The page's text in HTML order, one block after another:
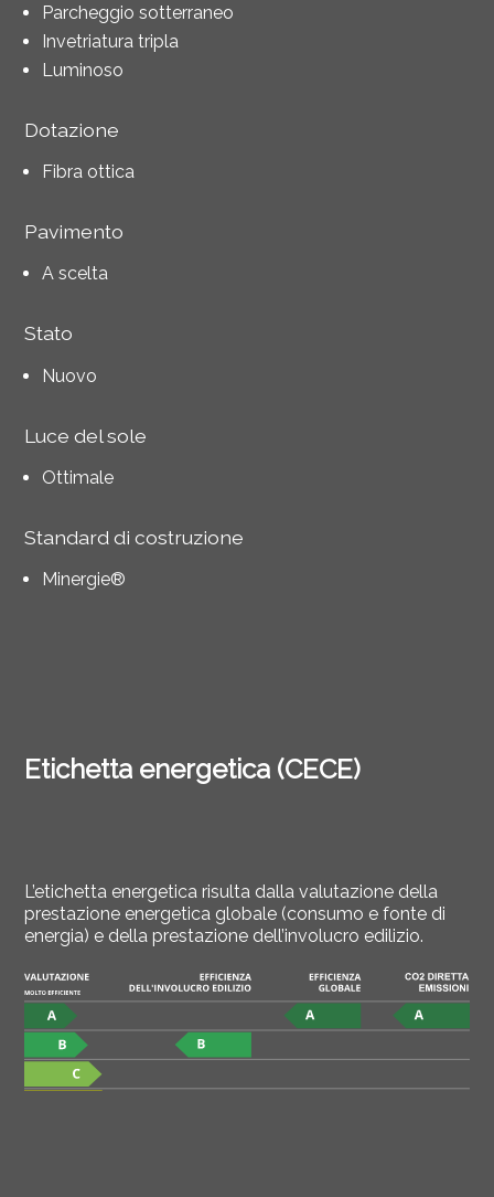
Parcheggio sotterraneo
Invetriatura tripla
Luminoso
Dotazione
Fibra ottica
Pavimento
A scelta
Stato
Nuovo
Luce del sole
Ottimale
Standard di costruzione
Minergie®
Etichetta energetica (CECE)
L’etichetta energetica risulta dalla valutazione della
prestazione energetica globale (consumo e fonte di
energia) e della prestazione dell’involucro edilizio.